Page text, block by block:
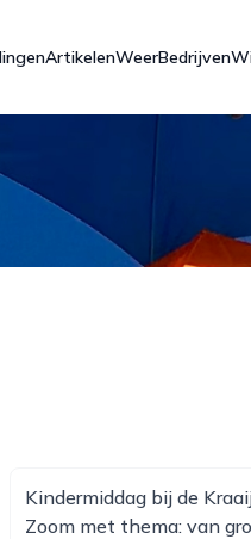
ArtikelenWeerBedrijven
Kindermiddag bij de
Zoom met thema: van